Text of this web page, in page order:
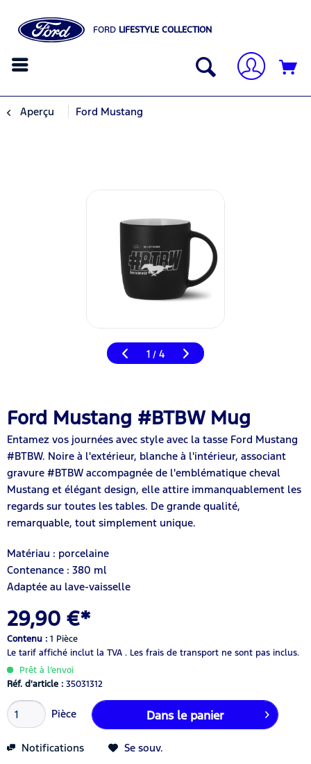
FORD LIFESTYLE COLLECTION
Aperçu Ford Mustang
1 / 4
Ford Mustang #BTBW Mug
Entamez vos journées avec style avec la tasse Ford Mustang
#BTBW. Noire à l'extérieur, blanche à l'intérieur, associant
gravure #BTBW accompagnée de l'emblématique cheval
Mustang et élégant design, elle attire immanquablement les
regards sur toutes les tables. De grande qualité,
remarquable, tout simplement unique.
Matériau : porcelaine
Contenance : 380 ml
Adaptée au lave-vaisselle
29,90 €*
Contenu : 1 Pièce
Le tarif affiché inclut la TVA . Les frais de transport ne sont pas inclus.
Prêt à l’envoi
Réf. d'article : 35031312
Pièce Dans le panier
Notifications Se souv.